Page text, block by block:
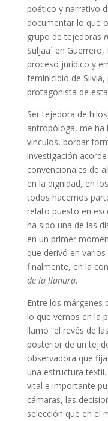
poético y narrativo
documentar lo que
grupo de tejedoras
Suljaa´ en
proceso jurídico y
feminicidio de
protagonista de
Ser tejedora de
antropóloga, me ha
vínculos, bordar
investigación
convencionales de
en la dignidad, en
todos hacemos
relato puesto en
ha sido una de las
en un primer
que derivó en
finalmente, en la
de la llanura.
Entre los márgenes
lo que vemos en la
llamo “el revés de
posterior de un
observadora que
una estructura
vital e importante
cámaras, las
selección que en el